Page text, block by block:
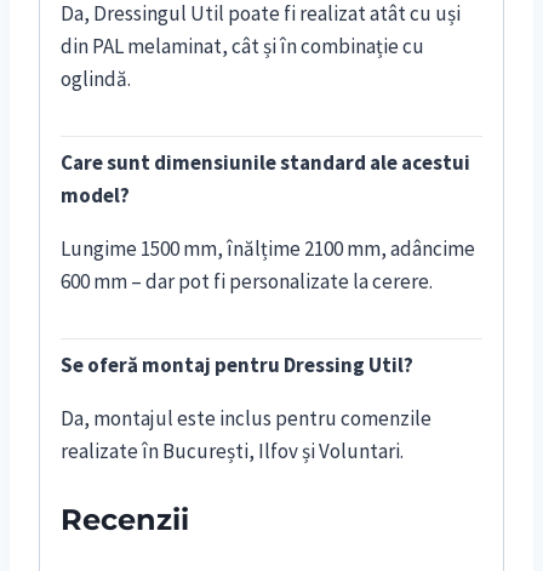
Da, Dressingul Util poate fi realizat atât cu uși
din PAL melaminat, cât și în combinație cu
oglindă.
Care sunt dimensiunile standard ale acestui
model?
Lungime 1500 mm, înălțime 2100 mm, adâncime
600 mm – dar pot fi personalizate la cerere.
Se oferă montaj pentru Dressing Util?
Da, montajul este inclus pentru comenzile
realizate în București, Ilfov și Voluntari.
Recenzii